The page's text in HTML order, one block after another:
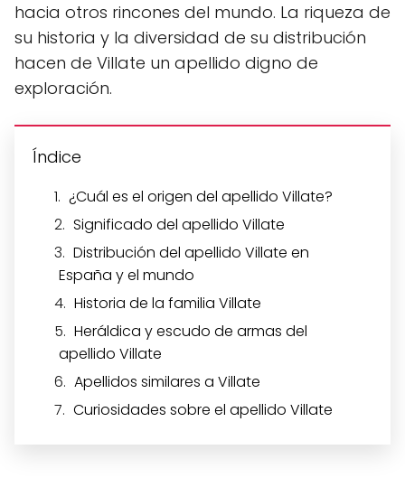
hacia otros rincones del mundo. La riqueza de
su historia y la diversidad de su distribución
hacen de Villate un apellido digno de
exploración.
Índice
¿Cuál es el origen del apellido Villate?
Significado del apellido Villate
Distribución del apellido Villate en
España y el mundo
Historia de la familia Villate
Heráldica y escudo de armas del
apellido Villate
Apellidos similares a Villate
Curiosidades sobre el apellido Villate